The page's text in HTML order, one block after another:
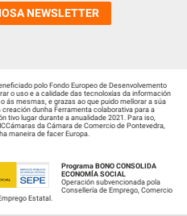
NEWSLETTER
polo Fondo Europeo de Desenvolvemento
o uso e a calidade das tecnoloxías da información
ás mesmas, e grazas ao que puido mellorar a súa
dunha Ferramenta colaborativa para a
tivo lugar durante a anualidade 2021. Para iso,
da Cámara de Comercio de Pontevedra,
maneira de facer Europa.
Programa BONO CONSOLIDA
ECONOMÍA SOCIAL
Operación subvencionada pola
Consellería de Emprego, Comercio
Estatal.